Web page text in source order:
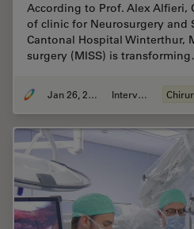
According to Prof. Alex Alfieri,
of clinic for Neurosurgery and
Cantonal Hospital Winterthur,
surgery (MISS) is
Jan 26, 2026 Intervista